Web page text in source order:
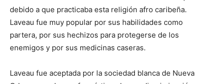
debido a que practicaba esta religión afro caribeña.
Laveau fue muy popular por sus habilidades como
partera, por sus hechizos para protegerse de los
enemigos y por sus medicinas caseras.
Laveau fue aceptada por la sociedad blanca de Nueva